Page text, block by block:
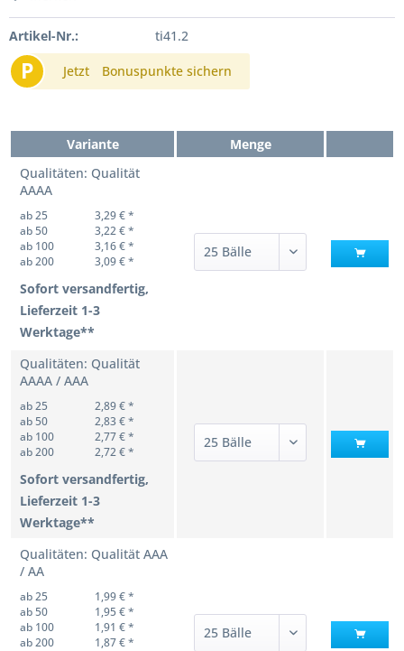
Artikel-Nr.: ti41.2
P Jetzt Bonuspunkte sichern
Variante
Menge
Qualitäten: Qualität
AAAA
ab 25
3,29 € *
ab 50
3,22 € *
ab 100
3,16 € *
ab 200
3,09 € *
Sofort versandfertig,
Lieferzeit 1-3
Werktage**
Qualitäten: Qualität
AAAA / AAA
ab 25
2,89 € *
ab 50
2,83 € *
ab 100
2,77 € *
ab 200
2,72 € *
Sofort versandfertig,
Lieferzeit 1-3
Werktage**
Qualitäten: Qualität AAA
/ AA
ab 25
1,99 € *
ab 50
1,95 € *
ab 100
1,91 € *
ab 200
1,87 € *